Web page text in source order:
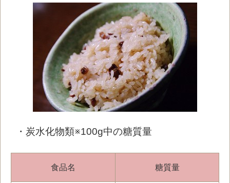
・炭水化物類※100g中の糖質量
食品名 糖質量